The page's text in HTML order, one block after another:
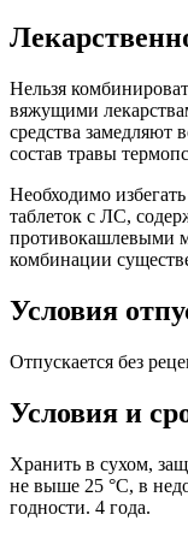
Нельзя
вяжущими
средства замедляют
состав травы
Необходимо
таблеток с ЛС,
противокашлевыми
комбинации
Условия
Отпускается без
Условия и
Хранить в сухом,
не выше 25 °С, в
годности. 4 года.